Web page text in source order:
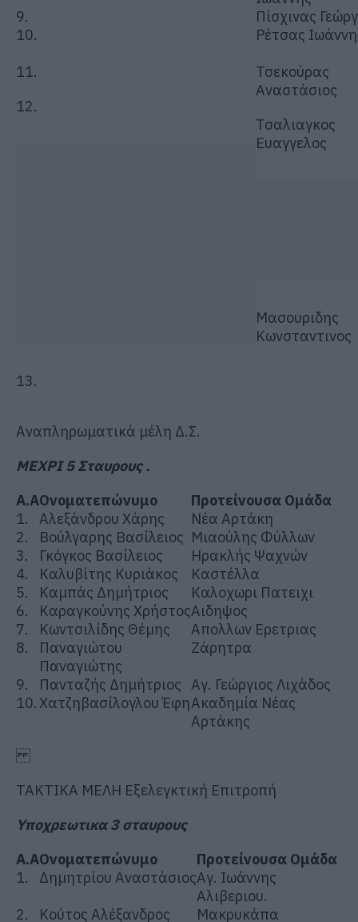
9.
Πίσχινας
10.
Ρέτσας
11.
12.
13.
Τσεκούρας
Αναστάσιος
Τσαλιαγκος
Ευαγγελος
Μασουριδης
Κωνσταντινος
Αναπληρωματικά μέλη Δ.Σ.
ΜΕΧΡΙ 5 Σταυρους .
Α.ΑΟνοματεπώνυμο
Προτείνουσα Ομάδα
1.
Αλεξάνδρου Χάρης
Νέα Αρτάκη
2.
Βούλγαρης Βασίλειος Μιαούλης Φύλλων
3.
Γκόγκος Βασίλειος
Ηρακλής Ψαχνών
4.
Καλυβίτης Κυριάκος
Καστέλλα
5.
Καμπάς Δημήτριος
Καλοχωρι Πατειχι
6.
Καραγκούνης ΧρήστοςΑιδηψος
7.
Κωντσιλίδης Θέμης
Απολλων Ερετριας
8.
Παναγιώτου
Παναγιώτης
Ζάρητρα
9.
Πανταζής Δημήτριος Αγ. Γεώργιος Λιχάδος
10. Χατζηβασίλογλου ΈφηΑκαδημία Νέας
Αρτάκης
ΤΑΚΤΙΚΑ ΜΕΛΗ Εξελεγκτική Επιτροπή
Υποχρεωτικα 3 σταυρους
Α.ΑΟνοματεπώνυμο
Προτείνουσα Ομάδα
1.
Δημητρίου ΑναστάσιοςΑγ. Ιωάννης
Αλιβεριου.
2.
Κούτος Αλέξανδρος
Μακρυκάπα